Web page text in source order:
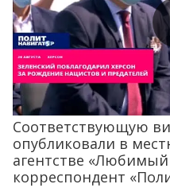
Соответствующую
опубликовали в
агентстве
корреспондент